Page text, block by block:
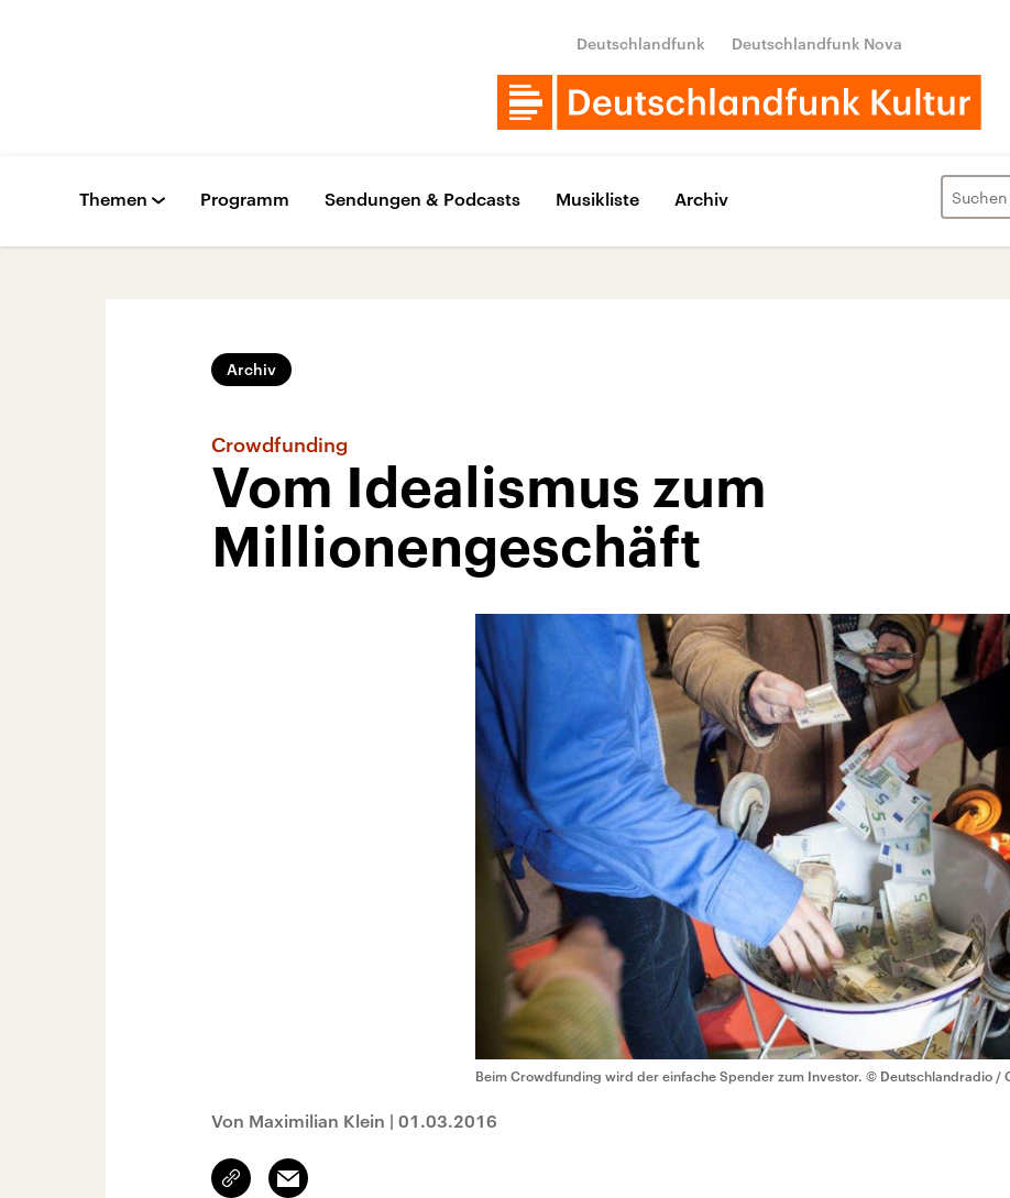
Deutschlandfunk Deutschlandfunk Nova
Themen Programm Sendungen & Podcasts Musikliste Archiv
Archiv
Crowdfunding
Vom Idealismus zum
Millionengeschäft
Beim Crowdfunding wird der einfache Spender zum Investor. © Deutschlandradio /
Von Maximilian Klein | 01.03.2016
Link
kopieren/teilen
Email